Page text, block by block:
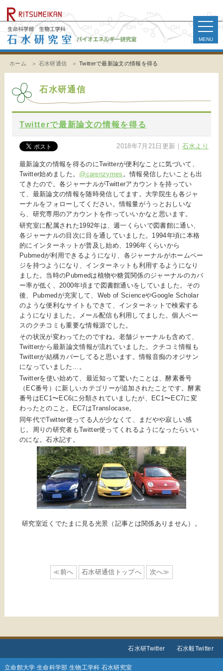
toggle
ホーム 石水研通信 Twitterで最新論文の情報を得る
石水研通信
Twitterで最新論文の情報を得る
2018年7月21日更新 石水より
最新論文の情報を得るのにTwitterが便利なことに気づいて、
Twitter始めました。 @carenzymes 。情報発信したいことも出
てきたので。各ジャーナルがTwitterアカウントを持ってい
て、最新論文の情報を随時発信してます。大学院生も各ジャ
ーナルをフォローしてください。情報量がうっとおしいな
ら、研究専用のアカウントを作っていいかなと思います。
研究室に配属された1992年は、週一くらいで図書館に通い、
各ジャーナルの目次に目を通していました。1994年頃に本格
的にインターネットが普及し始め、1996年くらいから
Pubmedが利用できるようになり、各ジャーナルがホームペー
ジを持つようになり、インターネットも利用するようになり
ました。当時のPubmedは植物や糖質関係のジャーナルのカバ
ー率が低く、2000年頃まで図書館通いをしていました。その
後、Pubmedが充実して、Web of ScienceやGoogle Scholar
のような便利なサイトもできて、インターネットで検索する
ようになりました。メール配信も利用してました。個人ベー
スのクチコミも重要な情報源でした。
その状況が変わってたのですね。老舗ジャーナルも含めて、
Twitterから最新論文情報が流れていました。クチコミ情報も
Twitterが結構カバーしてると思います。情報音痴のオジサン
になっていました...。
Twitterを使い始めて、最近知って驚いたことは、酵素番号
（EC番号）に新しいカテゴリーが追加されたことです。酵素
番号はEC1〜EC6に分類されていましたが、EC1〜EC7に変
わったとのこと。EC7はTranslocase。
同年代でTwitter使ってる人が少なくて、まだやや寂しい感
じ。周りの研究者もTwitter使ってくれるようになったらいい
のにな。石水記す。
研究室近くでたまに見る光景（記事とは関係ありません）。
≪前へ 石水研通信トップへ 次へ≫
石水研Twitter 石水毅Twitter
立命館大学 生命科学部 生物工学科 石水研究室